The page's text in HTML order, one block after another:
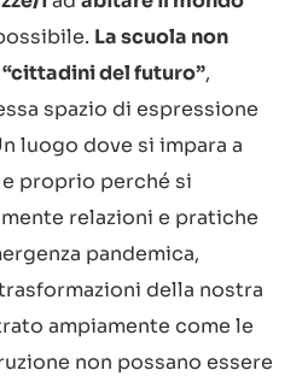
La scuola non
del futuro”,
spazio di espressione
luogo dove si impara a
proprio perché si
relazioni e pratiche
pandemica,
della nostra
ampiamente come le
non possano essere